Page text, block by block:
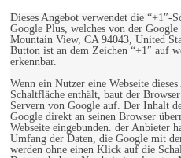
Dieses Angebot verwendet die “+1″-
Google Plus, welches von der
Mountain View, CA 94043, United
Button ist an dem Zeichen “+1″ auf
erkennbar.
Wenn ein Nutzer eine Webseite
Schaltfläche enthält, baut der
Servern von Google auf. Der Inhalt
Google direkt an seinen Browser
Webseite eingebunden. der Anbieter
Umfang der Daten, die Google mit
werden ohne einen Klick auf die